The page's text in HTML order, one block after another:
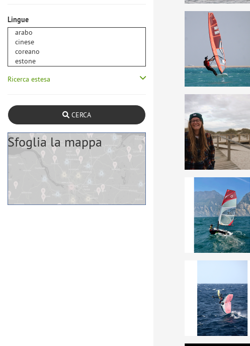
Lingue
Ricerca estesa
CERCA
Sfoglia la mappa